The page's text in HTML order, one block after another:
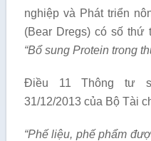
nghiệp và Phát triển
(Bear Dregs) có số thứ
“Bổsung Protein trong
Điều 11 Thông tư
31/12/2013 của Bộ Tài
“Phế liệu, phế phẩm